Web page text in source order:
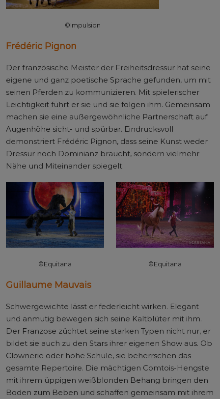
©Impulsion
Frédéric Pignon
Der französische Meister der Freiheitsdressur hat seine
eigene und ganz poetische Sprache gefunden, um mit
seinen Pferden zu kommunizieren. Mit spielerischer
Leichtigkeit führt er sie und sie folgen ihm. Gemeinsam
machen sie eine außergewöhnliche Partnerschaft auf
Augenhöhe sicht- und spürbar. Eindrucksvoll
demonstriert Frédéric Pignon, dass seine Kunst weder
Dressur noch Dominianz braucht, sondern vielmehr
Nähe und Miteinander spiegelt.
©Equitana ©Equitana
Guillaume Mauvais
Schwergewichte lässt er federleicht wirken. Elegant
und anmutig bewegen sich seine Kaltblüter mit ihm.
Der Franzose züchtet seine starken Typen nicht nur, er
bildet sie auch zu den Stars ihrer eigenen Show aus. Ob
Clownerie oder hohe Schule, sie beherrschen das
gesamte Repertoire. Die mächtigen Comtois-Hengste
mit ihrem üppigen weißblonden Behang bringen den
Boden zum Beben und schaffen gemeinsam mit ihrem